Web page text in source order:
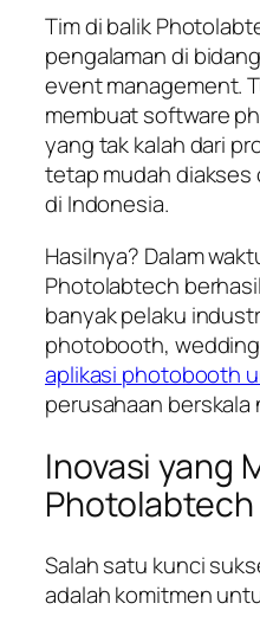
Tim di balik
pengalaman di
event management.
membuat software
yang tak kalah dari
tetap mudah
di Indonesia.
Hasilnya? Dalam
Photolabtech
banyak pelaku
photobooth,
aplikasi photobooth
perusahaan berskala
Inovasi yang
Salah satu kunci
adalah komitmen